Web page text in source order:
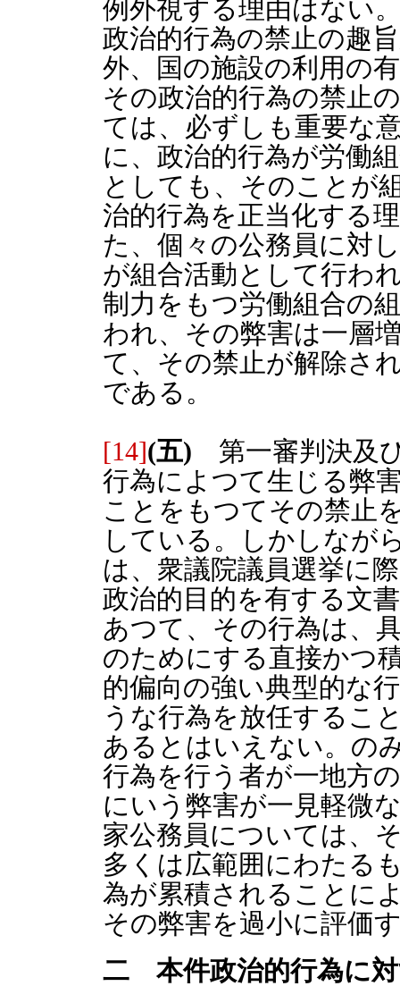
例外視する理由はない
政治的行為の禁止の趣
外、国の施設の利用の
その政治的行為の禁止
ては、必ずしも重要な
に、政治的行為が労働
としても、そのことが
治的行為を正当化する
た、個々の公務員に対
が組合活動として行わ
制力をもつ労働組合の
われ、その弊害は一層
て、その禁止が解除さ
である。
[14](五) 第一審判決及
行為によつて生じる弊
ことをもつてその禁止
している。しかしなが
は、衆議院議員選挙に
政治的目的を有する文
あつて、その行為は、
のためにする直接かつ
的偏向の強い典型的な
うな行為を放任するこ
あるとはいえない。の
行為を行う者が一地方
にいう弊害が一見軽微
家公務員については、
多くは広範囲にわたる
為が累積されることに
その弊害を過小に評価
二 本件政治的行為に